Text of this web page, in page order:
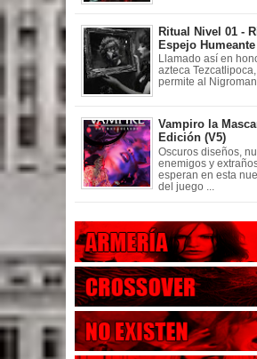
Ritual Nivel 01 -
Espejo Humeante
Llamado así en
azteca
permite al
Vampiro la
Edición (V5)
Oscuros diseños,
enemigos y
esperan en esta
del juego ...